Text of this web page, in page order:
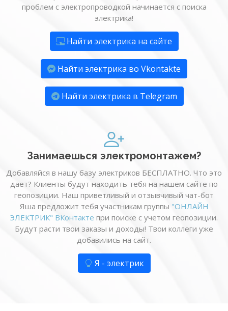
проблем с электропроводкой начинается с поиска
электрика!
Найти электрика на сайте
Найти электрика во Vkontakte
Найти электрика в Telegram
Занимаешься электромонтажем?
Добавляйся в нашу базу электриков БЕСПЛАТНО. Что это
дает? Клиенты будут находить тебя на нашем сайте по
геопозиции. Наш приветливый и отзывчивый чат-бот
Яша предложит тебя участникам группы "ОНЛАЙН
ЭЛЕКТРИК" ВКонтакте при поиске с учетом геопозиции.
Будут расти твои заказы и доходы! Твои коллеги уже
добавились на сайт.
Я - электрик